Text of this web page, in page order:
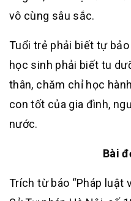
vô cùng sâu sắc.
Tuổi trẻ phải biết tự
học sinh phải biết tu
thân, chăm chỉ học
con tốt của gia đình,
nước.
Bài
Trích từ báo “Pháp luật